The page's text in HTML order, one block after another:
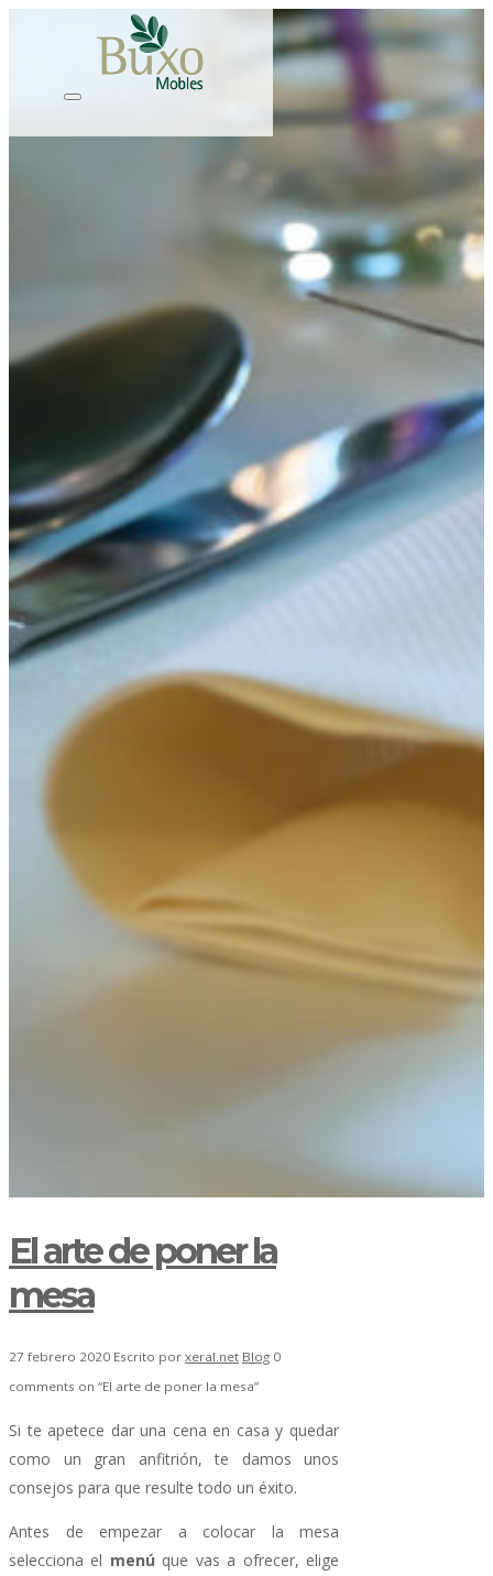
El arte de poner la
mesa
27 febrero 2020 Escrito por xeral.net Blog 0
comments on “El arte de poner la mesa”
Si te apetece dar una cena en casa y quedar
como un gran anfitrión, te damos unos
consejos para que resulte todo un éxito.
Antes de empezar a colocar la mesa
selecciona el menú que vas a ofrecer, elige